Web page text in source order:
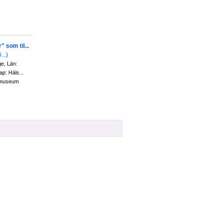
som til...
Län:
Häls...